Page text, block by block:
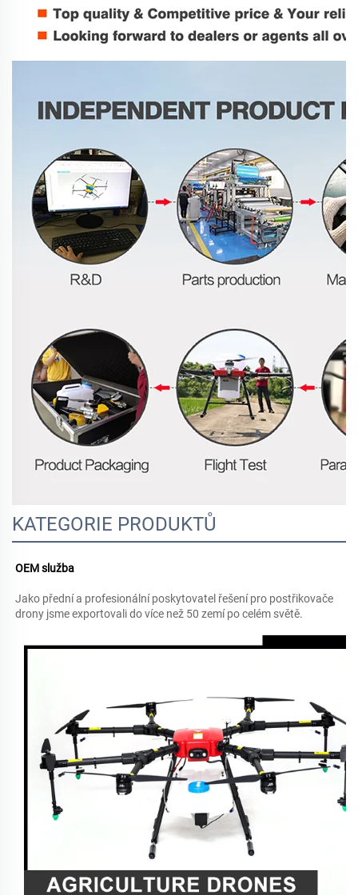
KATEGORIE PRODUKTŮ
OEM služba
Jako přední a profesionální poskytovatel řešení pro postřikovače
drony jsme exportovali do více než 50 zemí po celém světě.